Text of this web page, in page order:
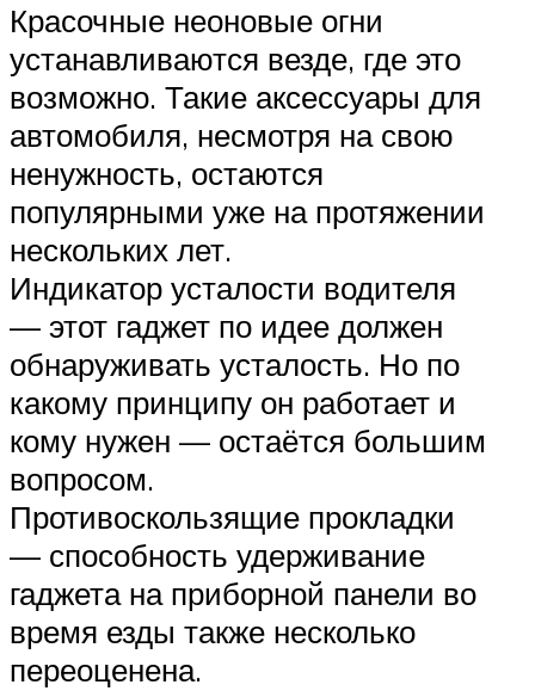
Красочные неоновые огни
устанавливаются везде, где это
возможно. Такие аксессуары для
автомобиля, несмотря на свою
ненужность, остаются
популярными уже на протяжении
нескольких лет.
Индикатор усталости водителя
— этот гаджет по идее должен
обнаруживать усталость. Но по
какому принципу он работает и
кому нужен — остаётся большим
вопросом.
Противоскользящие прокладки
— способность удерживание
гаджета на приборной панели во
время езды также несколько
переоценена.